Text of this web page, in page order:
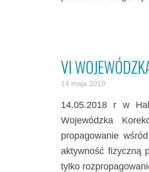
VI
14 maja 2019
14.05.2018 r w
Wojewódzka
propagowanie
aktywność fizyczną
tylko